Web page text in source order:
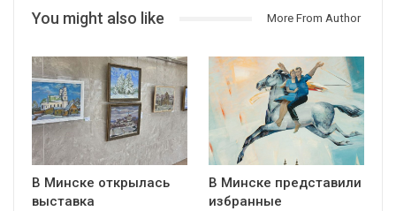
You might also like More From Author
В Минске открылась
выставка
В Минске представили
избранные